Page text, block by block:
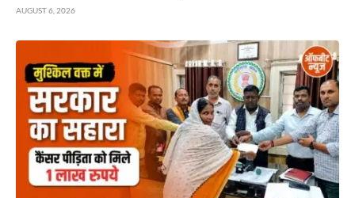
AUGUST 6, 2026